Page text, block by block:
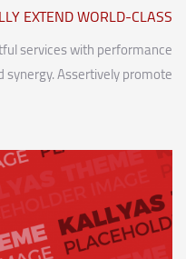
EXTEND WORLD-CLASS
services with performance
synergy. Assertively promote…